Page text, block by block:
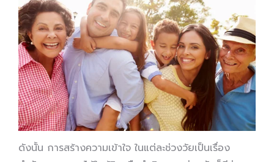
ดังนั้น การสร้างความเข้าใจ ในแต่ละช่วงวัยเป็นเรื่อง